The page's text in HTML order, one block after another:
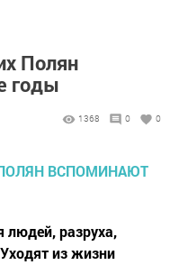
Полян
годы
1368 0 0
людей, разруха,
из жизни